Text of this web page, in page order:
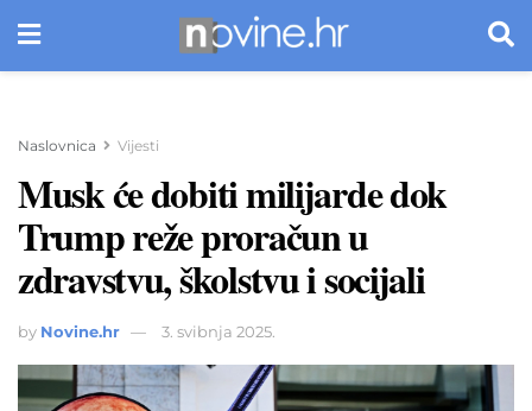
Naslovnica Vijesti
Musk će dobiti milijarde dok
Trump reže proračun u
zdravstvu, školstvu i socijali
by Novine.hr 3. svibnja 2025.